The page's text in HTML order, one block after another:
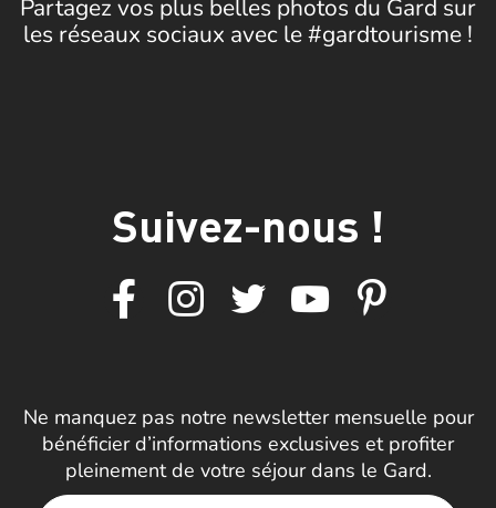
Partagez vos plus belles photos du Gard sur
les réseaux sociaux avec le #gardtourisme !
Suivez-nous !
Ne manquez pas notre newsletter mensuelle pour
bénéficier d’informations exclusives et profiter
pleinement de votre séjour dans le Gard.